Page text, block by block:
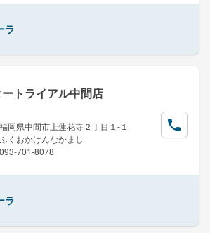
ラ
トライアル中間店
福岡県中間市上蓮花寺２丁目１-１
ふくおかけんなかまし
093-701-8078
ラ